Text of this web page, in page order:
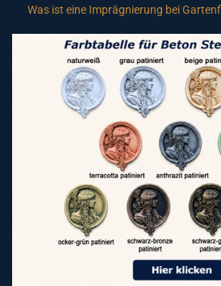
Was ist eine Imprägnierung bei